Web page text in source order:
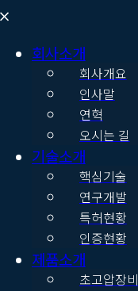
회사소개
회사개요
인사말
연혁
오시는 길
기술소개
핵심기술
연구개발
특허현황
인증현황
제품소개
초고압장비